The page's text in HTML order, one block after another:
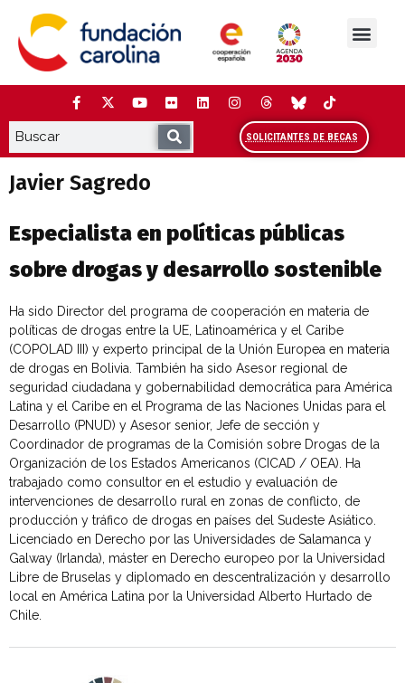
contenido
SOLICITANTES DE BECAS
Javier Sagredo
Especialista en políticas públicas
sobre drogas y desarrollo sostenible
Ha sido Director del programa de cooperación en materia de
políticas de drogas entre la UE, Latinoamérica y el Caribe
(COPOLAD III) y experto principal de la Unión Europea en materia
de drogas en Bolivia. También ha sido Asesor regional de
seguridad ciudadana y gobernabilidad democrática para América
Latina y el Caribe en el Programa de las Naciones Unidas para el
Desarrollo (PNUD) y Asesor senior, Jefe de sección y
Coordinador de programas de la Comisión sobre Drogas de la
Organización de los Estados Americanos (CICAD / OEA). Ha
trabajado como consultor en el estudio y evaluación de
intervenciones de desarrollo rural en zonas de conflicto, de
producción y tráfico de drogas en países del Sudeste Asiático.
Licenciado en Derecho por las Universidades de Salamanca y
Galway (Irlanda), máster en Derecho europeo por la Universidad
Libre de Bruselas y diplomado en descentralización y desarrollo
local en América Latina por la Universidad Alberto Hurtado de
Chile.